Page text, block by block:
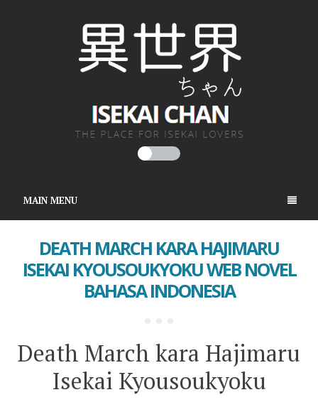
MAIN MENU
DEATH MARCH KARA HAJIMARU
ISEKAI KYOUSOUKYOKU WEB NOVEL
BAHASA INDONESIA
Death March kara Hajimaru
Isekai Kyousoukyoku